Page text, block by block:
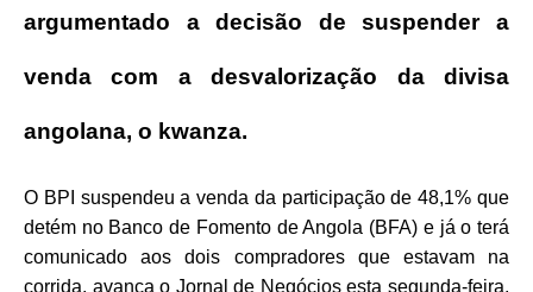
argumentado a decisão de suspender a
venda com a desvalorização da divisa
angolana, o kwanza.
O BPI suspendeu a venda da participação de 48,1% que
detém no Banco de Fomento de Angola (BFA) e já o terá
comunicado aos dois compradores que estavam na
corrida, avança o Jornal de Negócios esta segunda-feira,